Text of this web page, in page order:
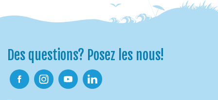
Des questions? Posez les nous!